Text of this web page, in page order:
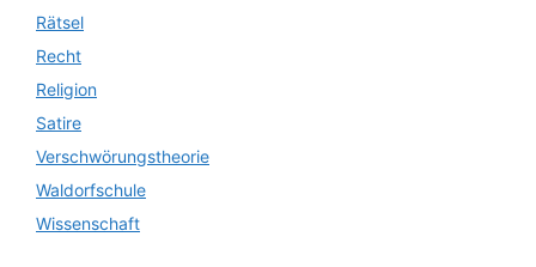
Rätsel
Recht
Religion
Satire
Verschwörungstheorie
Waldorfschule
Wissenschaft